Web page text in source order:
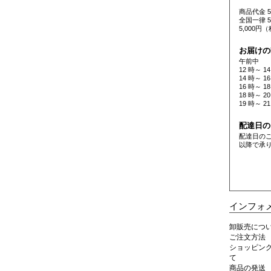
商品代金
全国一律
5,000円（
お届け
午前中
12 時～
14 時～
16 時～
18 時～
19 時～
配達日
配達日の
以降で承
インフォ
卸販売につ
ご注文方法
ショッピン
て
商品の発送